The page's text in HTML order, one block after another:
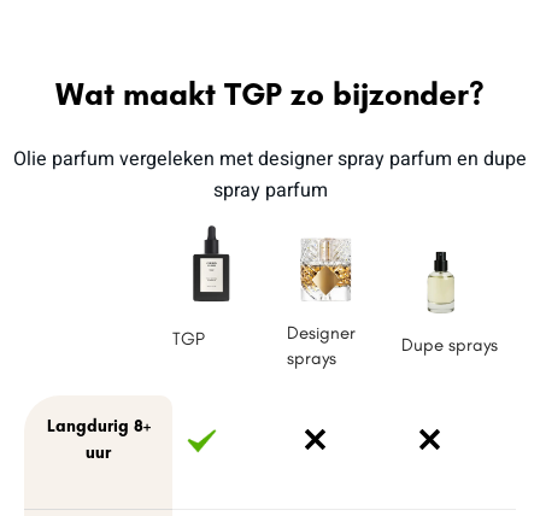
Wat maakt TGP zo bijzonder?
Olie parfum vergeleken met designer spray parfum en dupe
spray parfum
TGP
Designer
sprays
Dupe sprays
Langdurig 8+
uur